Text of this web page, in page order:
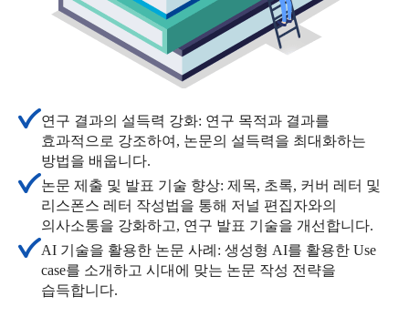
연구 결과의 설득력 강화: 연구 목적과 결과를
효과적으로 강조하여, 논문의 설득력을 최대화하는
방법을 배웁니다.
논문 제출 및 발표 기술 향상: 제목, 초록, 커버 레터 및
리스폰스 레터 작성법을 통해 저널 편집자와의
의사소통을 강화하고, 연구 발표 기술을 개선합니다.
AI 기술을 활용한 논문 사례: 생성형 AI를 활용한 Use
case를 소개하고 시대에 맞는 논문 작성 전략을
습득합니다.